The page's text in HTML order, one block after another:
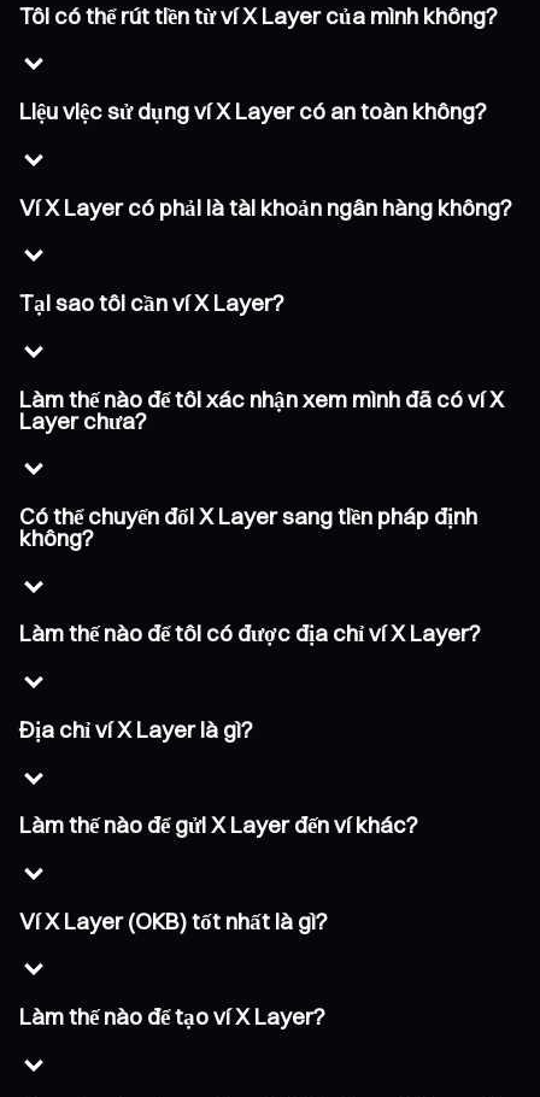
Tôi có thể rút tiền từ ví X Layer của mình không?
Liệu việc sử dụng ví X Layer có an toàn không?
Ví X Layer có phải là tài khoản ngân hàng không?
Tại sao tôi cần ví X Layer?
Làm thế nào để tôi xác nhận xem mình đã có ví X
Layer chưa?
Có thể chuyển đổi X Layer sang tiền pháp định
không?
Làm thế nào để tôi có được địa chỉ ví X Layer?
Địa chỉ ví X Layer là gì?
Làm thế nào để gửi X Layer đến ví khác?
Ví X Layer (OKB) tốt nhất là gì?
Làm thế nào để tạo ví X Layer?